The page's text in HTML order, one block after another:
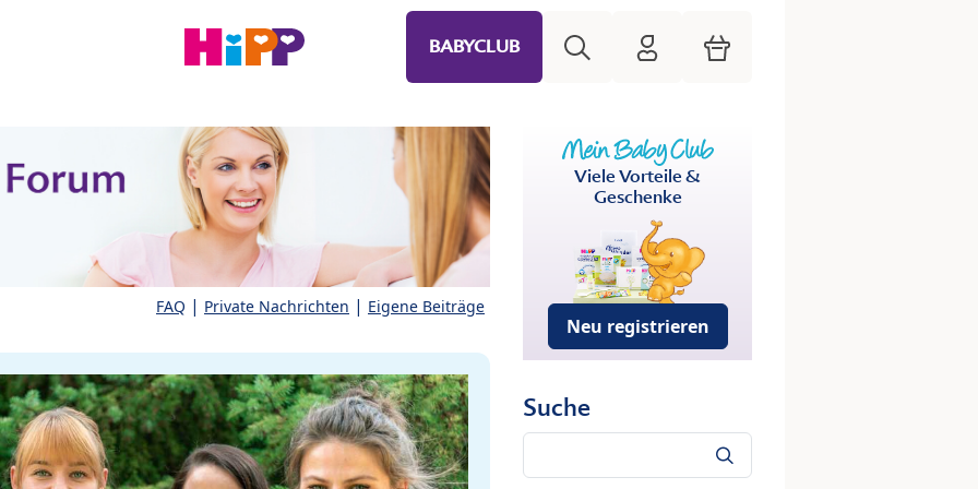
BABYCLUB HiPP Mein Babyclub
Warenkorb
FAQ | Private Nachrichten | Eigene Beiträge
Viele Vorteile &
Geschenke
Neu registrieren
Suche